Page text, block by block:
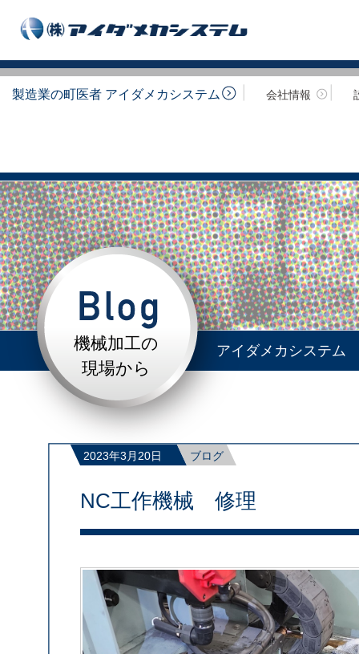
製造業の町医者 アイダメカシステム 会社情報
機械加工の
現場から
アイダメカシステム
2023年3月20日 ブログ
NC工作機械 修理